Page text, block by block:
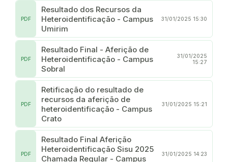
Resultado dos Recursos da
Heteroidentificação - Campus
Umirim
PDF 31/01/2025 15:30
Resultado Final - Aferição de
Heteroidentificação - Campus
Sobral
PDF
31/01/2025
15:27
Retificação do resultado de
recursos da aferição de
heteroidentificação - Campus
Crato
PDF 31/01/2025 15:21
Resultado Final Aferição
Heteroidentificação Sisu 2025
Chamada Regular - Campus
PDF 31/01/2025 14:23